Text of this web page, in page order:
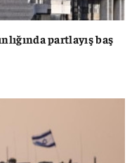
partlayış baş